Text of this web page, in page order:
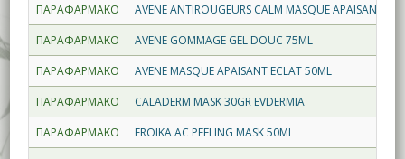
ΠΑΡΑΦΑΡΜΑΚΟ
AVENE ANTIROUGEURS CALM MASQUE APAISANT
ΠΑΡΑΦΑΡΜΑΚΟ
AVENE GOMMAGE GEL DOUC 75ML
ΠΑΡΑΦΑΡΜΑΚΟ
AVENE MASQUE APAISANT ECLAT 50ML
ΠΑΡΑΦΑΡΜΑΚΟ
CALADERM MASK 30GR EVDERMIA
ΠΑΡΑΦΑΡΜΑΚΟ
FROIKA AC PEELING MASK 50ML